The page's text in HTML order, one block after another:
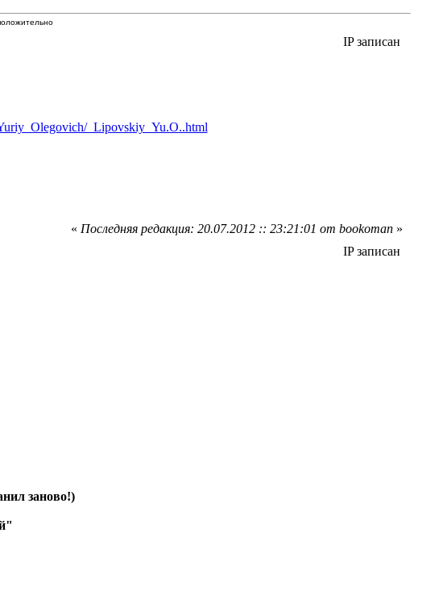
IP записан
_Lipovskiy_Yu.O..html
« Последняя редакция: 20.07.2012 :: 23:21:01 от bookoman »
IP записан
заново!)